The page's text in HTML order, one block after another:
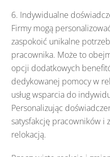
6. Indywidualne
Firmy mogą
zaspokoić unikalne
pracownika. Może to
opcji dodatkowych
dedykowanej pomocy w
usług wsparcia do
Personalizując
satysfakcję pracowników i
relokacją.